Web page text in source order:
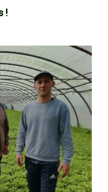
!